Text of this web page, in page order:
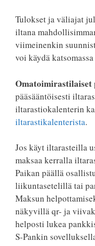
Tulokset ja väliajat
iltana
viimeinenkin
voi käydä katsomassa
Omatoimirastilaiset
pääsääntöisesti
iltarastiokalenterin
iltarastikalenterista.
Jos käyt iltarasteilla
maksaa kerralla
Paikan päällä
liikuntasetelillä tai
Maksun
näkyvillä qr- ja
helposti lukea
S-Pankin